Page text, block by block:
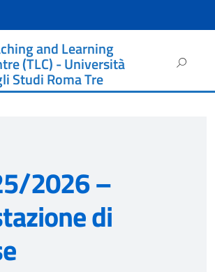
and Learning
(TLC) - Università
Studi Roma Tre
per:
2026 –
di